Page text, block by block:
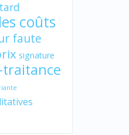
coûts
faute
signature
traitance